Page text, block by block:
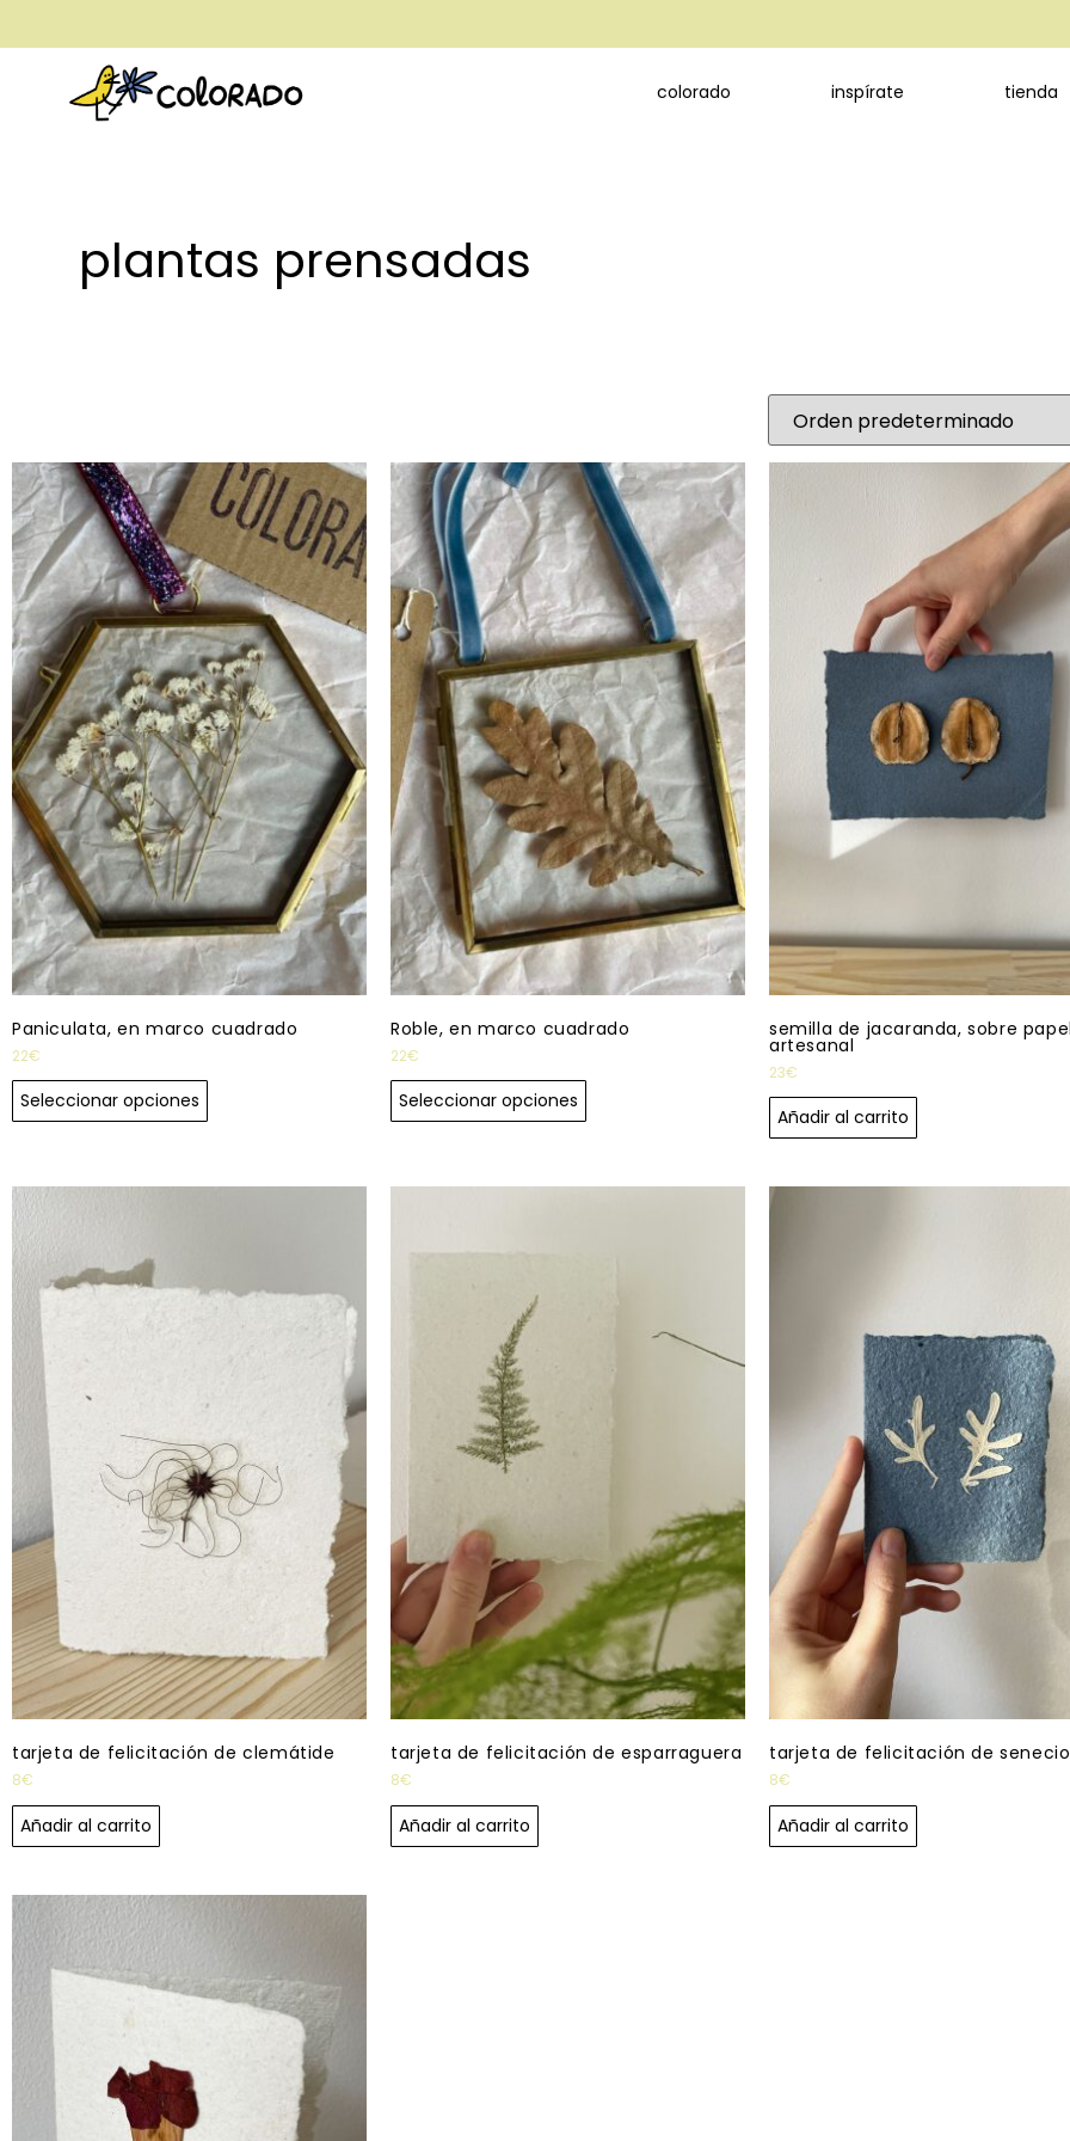
envío gratis a partir de 28€
colorado inspírate tienda
plantas prensadas
Paniculata, en marco cuadrado
22€
Seleccionar opciones
Roble, en marco cuadrado
22€
Seleccionar opciones
semilla de jacaranda, sobre
artesanal
23€
Añadir al carrito
tarjeta de felicitación de clemátide
8€
Añadir al carrito
tarjeta de felicitación de esparraguera
8€
Añadir al carrito
tarjeta de felicitación de senecio
8€
Añadir al carrito